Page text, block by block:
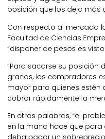
posición que los deja más
Con respecto al mercado
Facultad de Ciencias
“disponer de pesos es
“Para sacarse su posición
granos, los compradores
mayor para quienes estén
cobrar rápidamente la
En otras palabras, “el
en la mano hace que
deba pagar un